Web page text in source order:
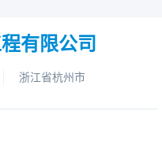
有限公司
浙江省杭州市